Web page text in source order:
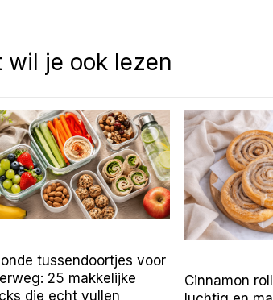
wil je ook lezen
tussendoortjes voor
25 makkelijke
die echt vullen
Cinnamon